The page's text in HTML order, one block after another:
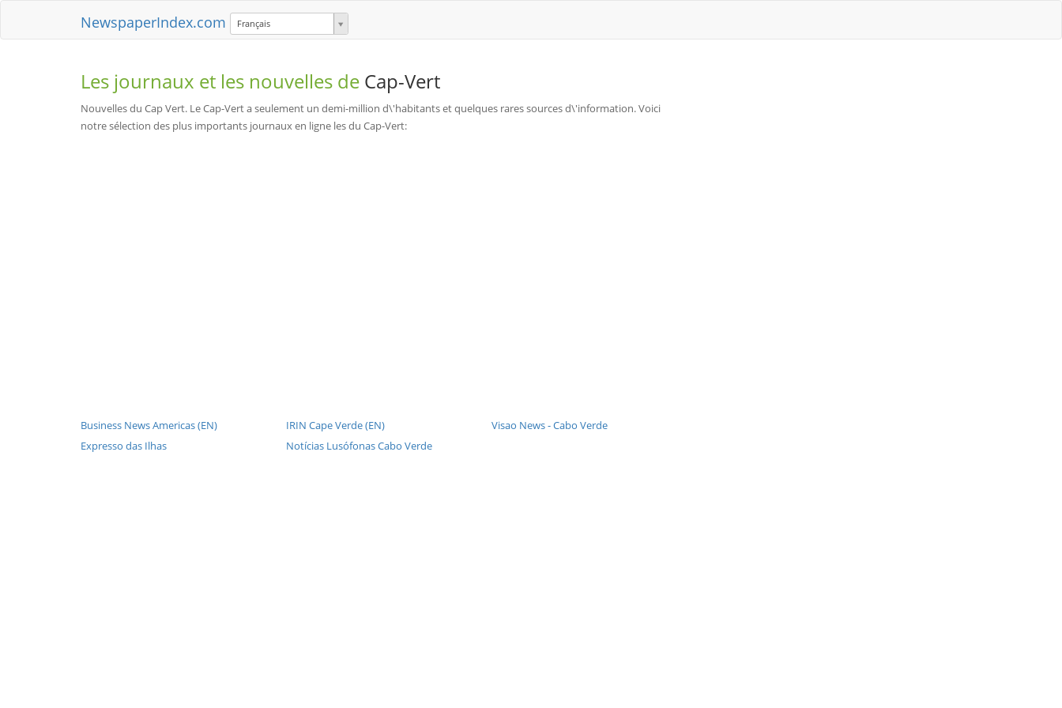
NewspaperIndex.com Français
Les journaux et les nouvelles de Cap-Vert
Nouvelles du Cap Vert. Le Cap-Vert a seulement un demi-million d\'habitants et quelques rares sources d\'information. Voici
notre sélection des plus importants journaux en ligne les du Cap-Vert:
Business News Americas (EN)
Expresso das Ilhas
IRIN Cape Verde (EN)
Notícias Lusófonas Cabo Verde
Visao News - Cabo Verde